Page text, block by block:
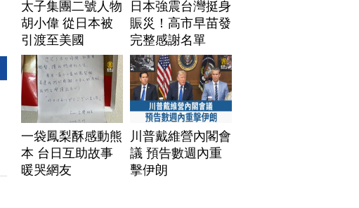
太子集團二號人物
胡小偉 從日本被
引渡至美國
日本強震台灣挺身
賑災！高市早苗發
完整感謝名單
一袋鳳梨酥感動熊
本 台日互助故事
暖哭網友
川普戴維營內閣會
議 預告數週內重
擊伊朗